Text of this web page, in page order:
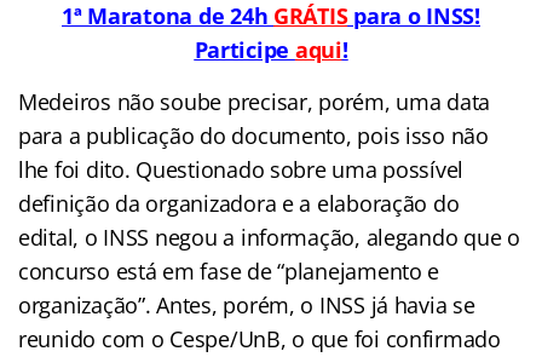
1ª Maratona de 24h GRÁTISpara o INSS!
Participe aqui!
Medeiros não soube precisar, porém, uma data
para a publicação do documento, pois isso não
lhe foi dito. Questionado sobre uma possível
definição da organizadora e a elaboração do
edital, o INSS negou a informação, alegando que o
concurso está em fase de “planejamento e
organização”. Antes, porém, o INSS já havia se
reunido com o Cespe/UnB, o que foi confirmado